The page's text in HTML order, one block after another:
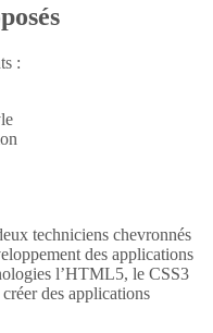
:
techniciens chevronnés
des applications
l’HTML5, le CSS3
des applications